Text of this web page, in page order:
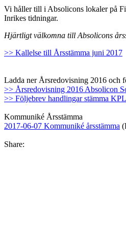
Vi håller till i Absolicons lokaler på
Inrikes tidningar.
Hjärtligt välkomna till Absolicons
>> Kallelse till Årsstämma juni 2017
Ladda ner Årsredovisning 2016 och
>> Årsredovisning 2016 Absolicon
>> Följebrev handlingar stämma KPL
Kommuniké Årsstämma
2017-06-07 Kommuniké årsstämma
Share: